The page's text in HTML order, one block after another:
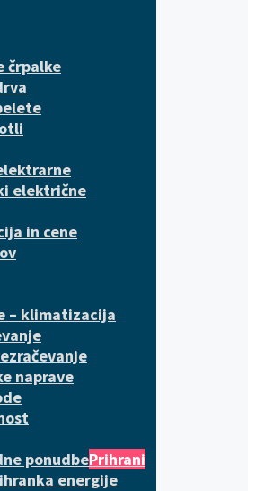
črpalke
električne
in cene
– klimatizacija
naprave
ponudbePrihrani
energije